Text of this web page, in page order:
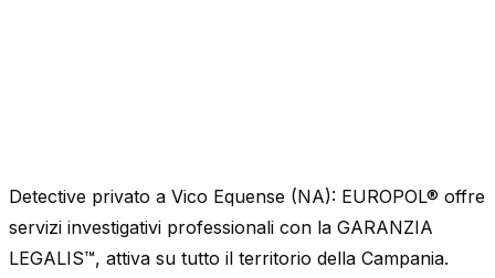
Detective privato a Vico Equense (NA): EUROPOL® offre
servizi investigativi professionali con la GARANZIA
LEGALIS™, attiva su tutto il territorio della Campania.